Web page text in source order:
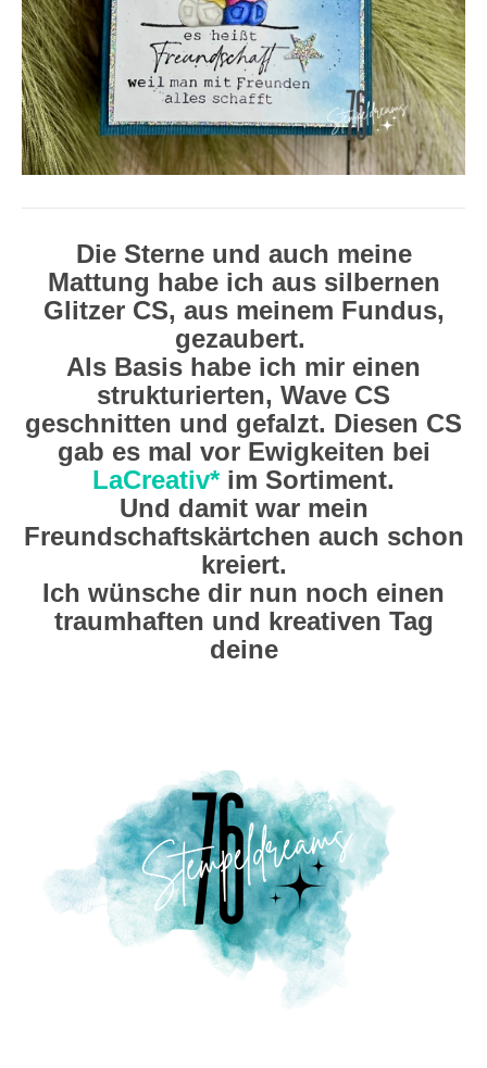
Die Sterne und auch meine
Mattung habe ich aus silbernen
Glitzer CS, aus meinem Fundus,
gezaubert.
Als Basis habe ich mir einen
strukturierten, Wave CS
geschnitten und gefalzt. Diesen CS
gab es mal vor Ewigkeiten bei
LaCreativ*im Sortiment.
Und damit war mein
Freundschaftskärtchen auch schon
kreiert.
Ich wünsche dir nun noch einen
traumhaften und kreativen Tag
deine